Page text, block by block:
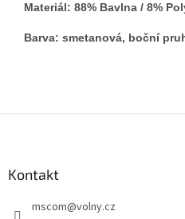
Materiál: 88% Bavlna / 8%
Barva: smetanová, boční
Kontakt
mscom@volny.cz